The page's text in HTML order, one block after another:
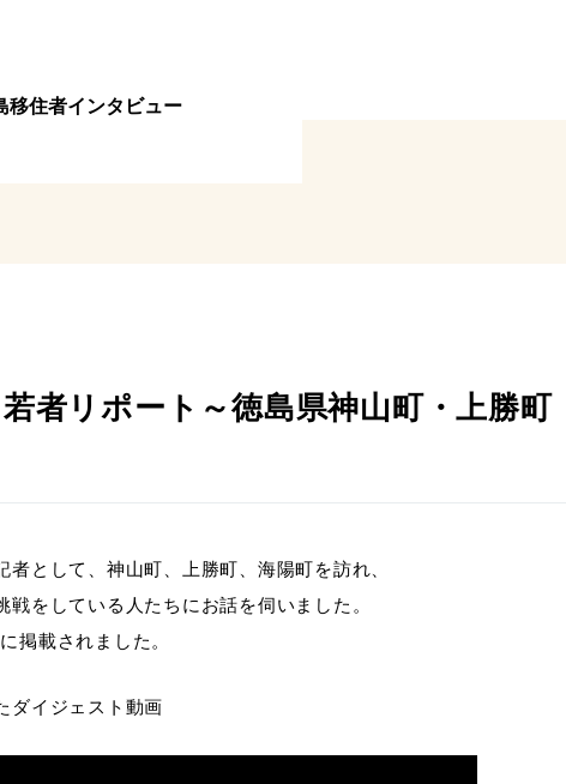
移住者インタビュー
者リポート～徳島県神山町・上勝町
として、神山町、上勝町、海陽町を訪れ、
をしている人たちにお話を伺いました。
掲載されました。
ダイジェスト動画